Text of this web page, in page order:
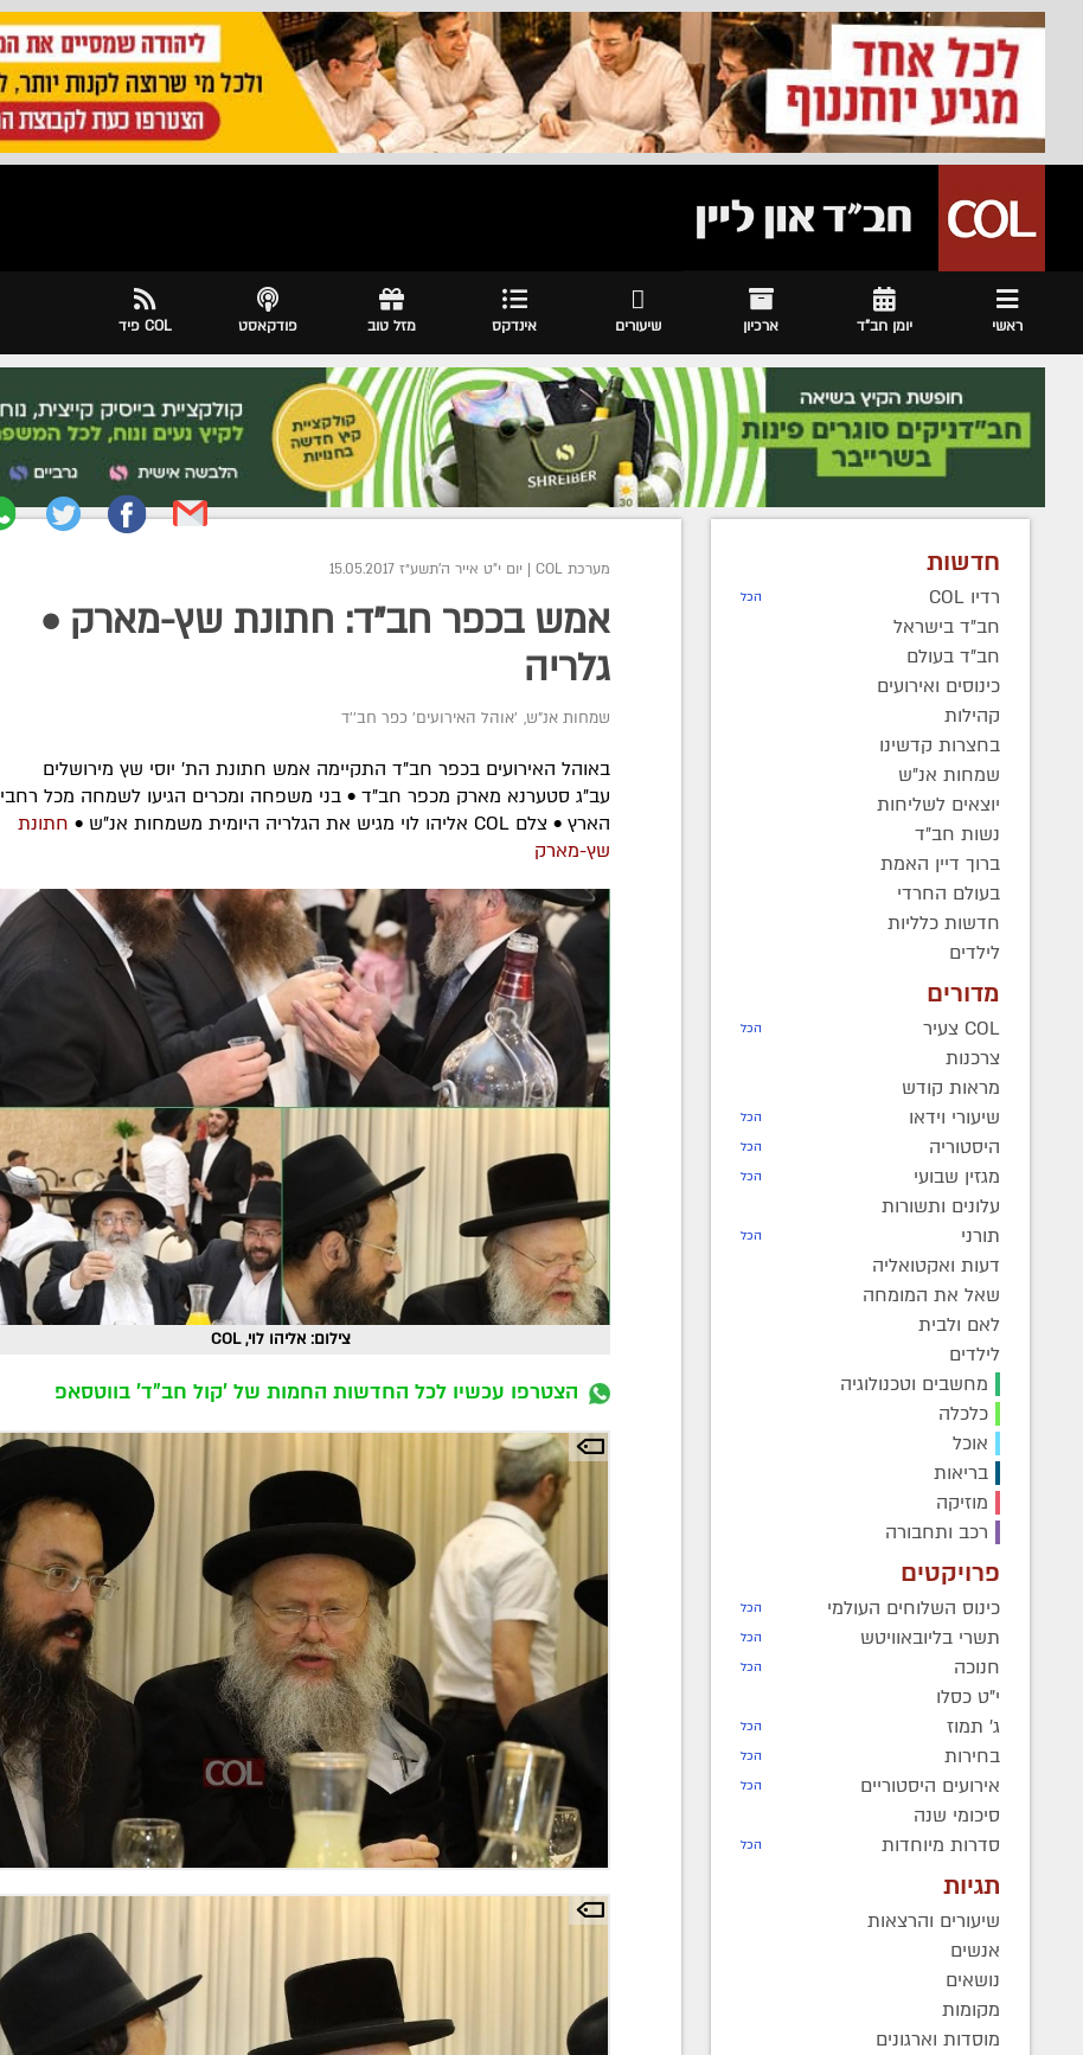
ראשי יומן חב"ד ארכיון שיעורים אינדקס מזל טוב פודקאסט COL פיד
חדשות
רדיו COL הכל
חב"ד בישראל
חב"ד בעולם
כינוסים ואירועים
קהילות
בחצרות קדשינו
שמחות אנ"ש
יוצאים לשליחות
נשות חב"ד
ברוך דיין האמת
בעולם החרדי
חדשות כלליות
לילדים
מדורים
COL צעיר הכל
צרכנות
מראות קודש
שיעורי וידאו
הכל
היסטוריה הכל
מגזין שבועי הכל
עלונים ותשורות
תורני
הכל
דעות ואקטואליה
שאל את המומחה
לאם ולבית
לילדים
מחשבים וטכנולוגיה
כלכלה
אוכל
בריאות
מוזיקה
רכב ותחבורה
פרויקטים
כינוס השלוחים העולמי הכל
תשרי בליובאוויטש הכל
חנוכה הכל
י"ט כסלו
ג' תמוז
הכל
בחירות הכל
אירועים היסטוריים הכל
סיכומי שנה
סדרות מיוחדות
הכל
תגיות
שיעורים והרצאות
אנשים
נושאים
מקומות
מוסדות וארגונים
מערכת COL | יום י"ט אייר ה׳תשע״ז 15.05.2017
אמש בכפר חב"ד: חתונת שץ-מארק •
גלריה
שמחות אנ"ש, 'אוהל האירועים' כפר חב''ד
באוהל האירועים בכפר חב"ד התקיימה אמש חתונת הת' יוסי שץ מירושלים
עב"ג סטערנא מארק מכפר חב"ד • בני משפחה ומכרים הגיעו לשמחה מכל רחבי
הארץ • צלם COL אליהו לוי מגיש את הגלריה היומית משמחות אנ"ש •
חתונת
שץ-מארק
צילום: אליהו לוי, COL
הצטרפו עכשיו לכל החדשות החמות של 'קול חב"ד' בווטסאפ